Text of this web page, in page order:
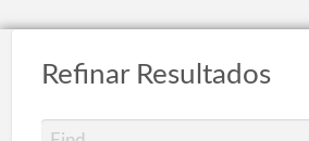
Refinar Resultados